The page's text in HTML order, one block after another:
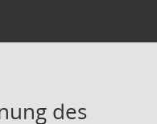
des